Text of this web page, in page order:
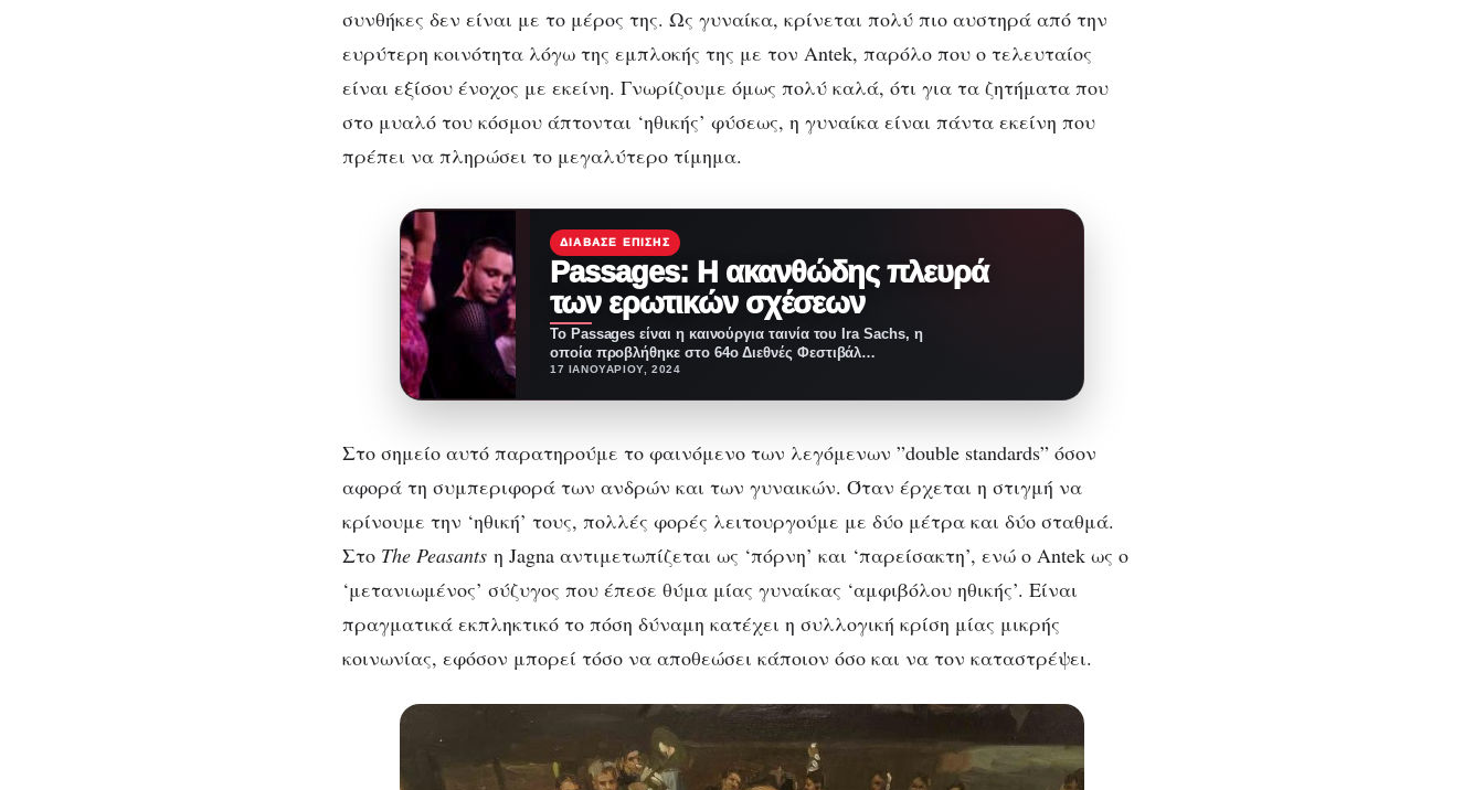
συνθήκες δεν είναι με το μέρος της. Ως γυναίκα, κρίνεται πολύ πιο αυστηρά από την
ευρύτερη κοινότητα λόγω της εμπλοκής της με τον Antek, παρόλο που ο τελευταίος
είναι εξίσου ένοχος με εκείνη. Γνωρίζουμε όμως πολύ καλά, ότι για τα ζητήματα που
στο μυαλό του κόσμου άπτονται ‘ηθικής’ φύσεως, η γυναίκα είναι πάντα εκείνη που
πρέπει να πληρώσει το μεγαλύτερο τίμημα.
ΔΙΆΒΑΣΕ ΕΠΊΣΗΣ
Passages: Η ακανθώδης πλευρά
των ερωτικών σχέσεων
Το Passages είναι η καινούργια ταινία του Ira Sachs, η
οποία προβλήθηκε στο 64ο Διεθνές Φεστιβάλ…
17 ΙΑΝΟΥΑΡΊΟΥ, 2024
Στο σημείο αυτό παρατηρούμε το φαινόμενο των λεγόμενων ”double standards” όσον
αφορά τη συμπεριφορά των ανδρών και των γυναικών. Όταν έρχεται η στιγμή να
κρίνουμε την ‘ηθική’ τους, πολλές φορές λειτουργούμε με δύο μέτρα και δύο σταθμά.
Στο The Peasants η Jagna αντιμετωπίζεται ως ‘πόρνη’ και ‘παρείσακτη’, ενώ ο Antek ως ο
‘μετανιωμένος’ σύζυγος που έπεσε θύμα μίας γυναίκας ‘αμφιβόλου ηθικής’. Είναι
πραγματικά εκπληκτικό το πόση δύναμη κατέχει η συλλογική κρίση μίας μικρής
κοινωνίας, εφόσον μπορεί τόσο να αποθεώσει κάποιον όσο και να τον καταστρέψει.